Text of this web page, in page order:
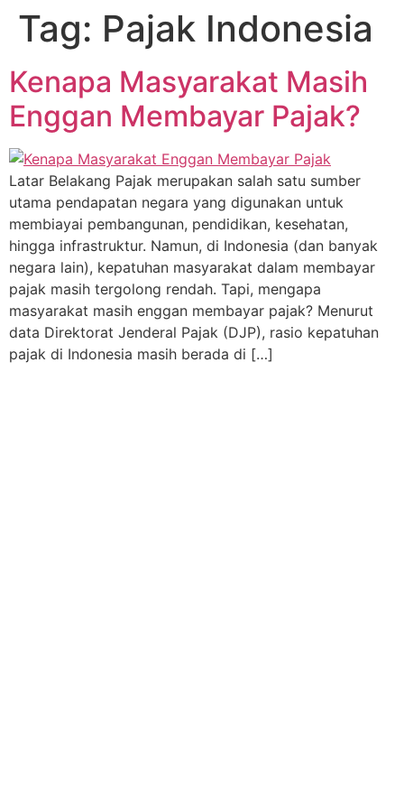
Tag: Pajak Indonesia
Kenapa Masyarakat Masih
Enggan Membayar Pajak?
Latar Belakang Pajak merupakan salah satu sumber
utama pendapatan negara yang digunakan untuk
membiayai pembangunan, pendidikan, kesehatan,
hingga infrastruktur. Namun, di Indonesia (dan banyak
negara lain), kepatuhan masyarakat dalam membayar
pajak masih tergolong rendah. Tapi, mengapa
masyarakat masih enggan membayar pajak? Menurut
data Direktorat Jenderal Pajak (DJP), rasio kepatuhan
pajak di Indonesia masih berada di […]